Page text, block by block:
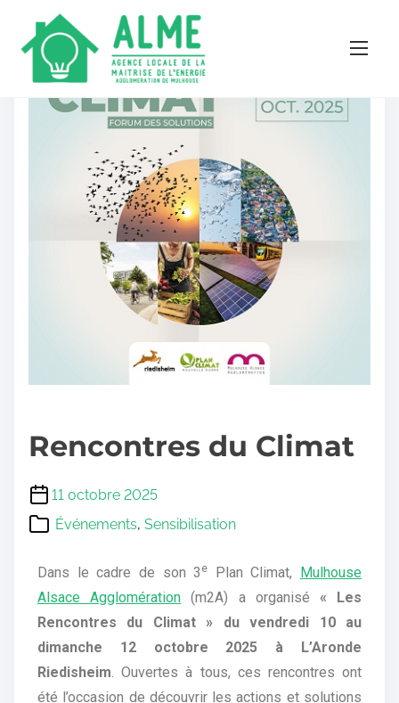
Rencontres du Climat
11 octobre 2025
Événements, Sensibilisation
Dans le cadre de son 3 e Plan Climat, Mulhouse
Alsace Agglomération (m2A) a organisé « Les
Rencontres du Climat » du vendredi 10 au
dimanche 12 octobre 2025 à L’Aronde
Riedisheim. Ouvertes à tous, ces rencontres ont
été l’occasion de découvrir les actions et solutions